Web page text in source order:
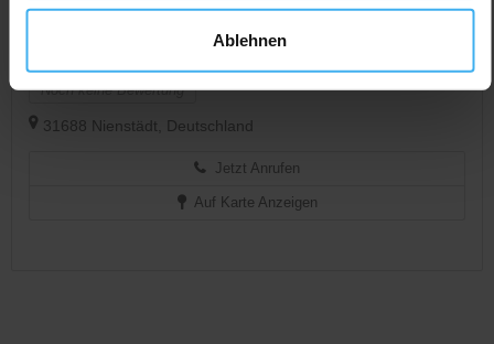
Ablehnen
Noch keine Bewertung
31688 Nienstädt, Deutschland
Jetzt Anrufen
Auf Karte Anzeigen